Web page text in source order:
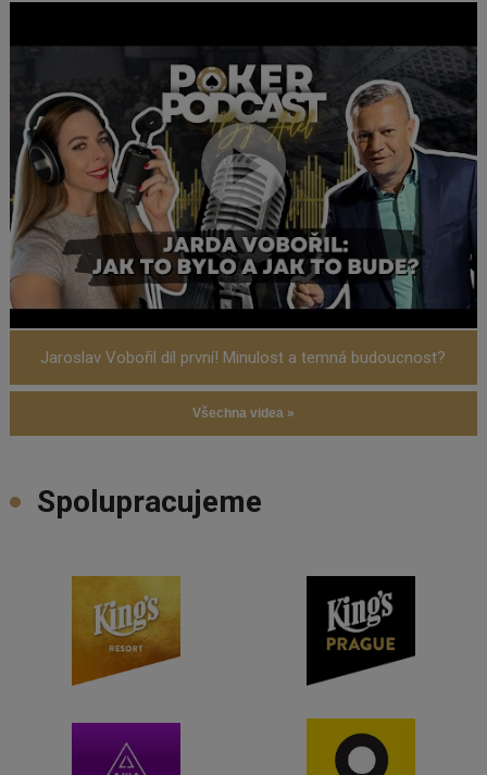
Jaroslav Vobořil díl první! Minulost a temná budoucnost?
Všechna videa »
Spolupracujeme